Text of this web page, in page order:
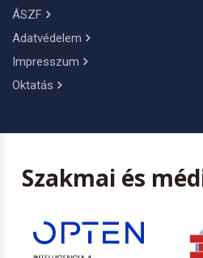
ÁSZF
Adatvédelem
Impresszum
Oktatás
Szakmai és